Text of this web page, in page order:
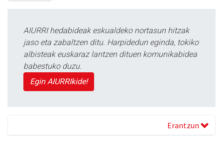
AIURRI hedabideak eskualdeko nortasun hitzak
jaso eta zabaltzen ditu. Harpidedun eginda, tokiko
albisteak euskaraz lantzen dituen komunikabidea
babestuko duzu.
Egin AIURRIkide!
Erantzun